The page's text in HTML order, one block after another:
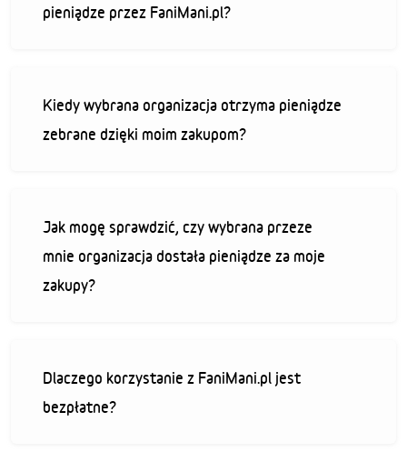
pieniądze przez FaniMani.pl?
Kiedy wybrana organizacja otrzyma pieniądze
zebrane dzięki moim zakupom?
Jak mogę sprawdzić, czy wybrana przeze
mnie organizacja dostała pieniądze za moje
zakupy?
Dlaczego korzystanie z FaniMani.pl jest
bezpłatne?